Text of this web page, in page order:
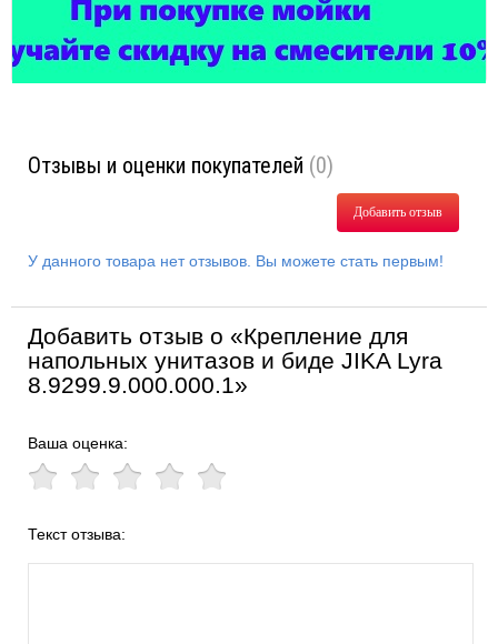
Отзывы и оценки покупателей (0)
Добавить отзыв
У данного товара нет отзывов. Вы можете стать первым!
Добавить отзыв о «Крепление для
напольных унитазов и биде JIKA Lyra
8.9299.9.000.000.1»
Ваша оценка:
Текст отзыва: